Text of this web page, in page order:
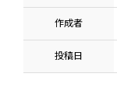
作成者
投稿日